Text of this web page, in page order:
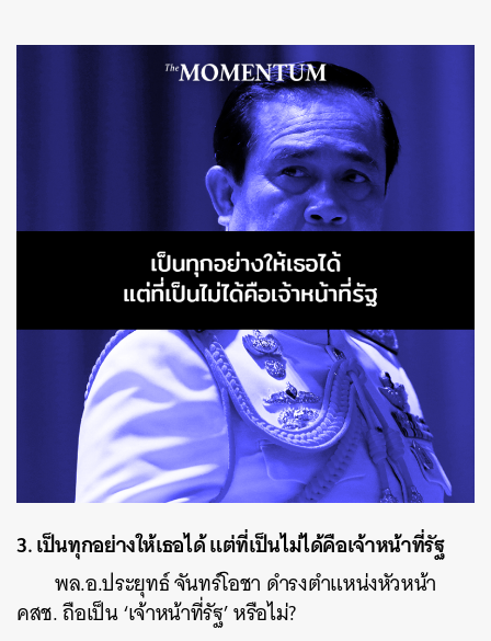
3. เป็นทุกอย่างให้เธอได้ แต่ที่เป็นไม่ได้คือเจ้าหน้าที่รัฐ
พล.อ.ประยุทธ์ จันทร์โอชา ดำรงตำแหน่งหัวหน้า
คสช. ถือเป็น ‘เจ้าหน้าที่รัฐ’ หรือไม่?